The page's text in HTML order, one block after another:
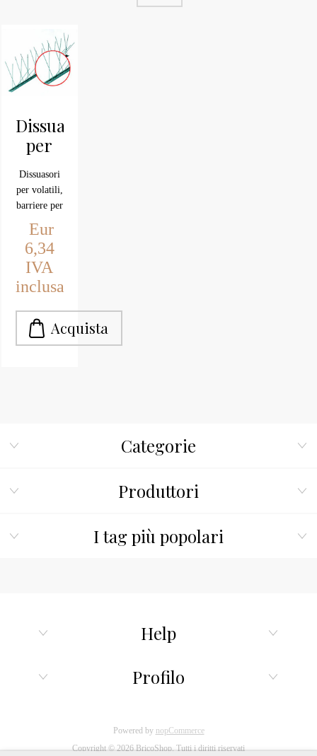
Dissuasori
per
volatili
e
piccioni
Dissuasori
per volatili,
barriere per
salvatetti.
Eur
6,34
IVA
inclusa
Categorie
Produttori
I tag più popolari
Help
Profilo
Powered by nopCommerce
Copyright © 2026 BricoShop. Tutti i diritti riservati